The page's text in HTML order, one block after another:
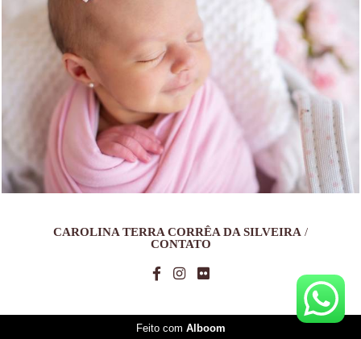
0
CAROLINA TERRA CORRÊA DA SILVEIRA /
CONTATO
Feito com Alboom